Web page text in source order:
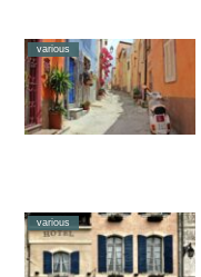
various
various